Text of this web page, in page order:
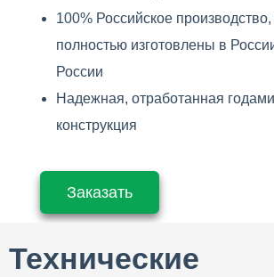
100% Российское
полностью изготовлены в
России
Надежная, отработанная годами
конструкция
Заказать
Технические